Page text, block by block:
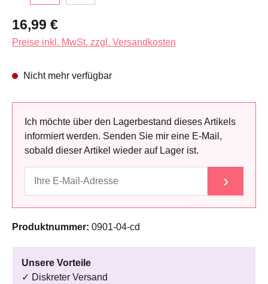
Regulärer Preis:
16,99 €
Preise inkl. MwSt. zzgl. Versandkosten
Nicht mehr verfügbar
Ich möchte über den Lagerbestand dieses Artikels
informiert werden. Senden Sie mir eine E-Mail,
sobald dieser Artikel wieder auf Lager ist.
›
Produktnummer: 0901-04-cd
Unsere Vorteile
✓ Diskreter Versand